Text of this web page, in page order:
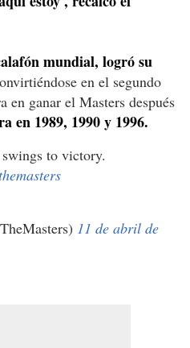
mundial, logró su
en el segundo
ganar el Masters después
en 1989, 1990 y 1996.
to victory.
11 de abril de